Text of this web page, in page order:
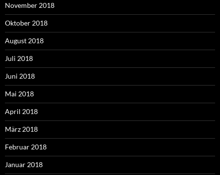
November 2018
Oktober 2018
August 2018
Juli 2018
Juni 2018
Mai 2018
April 2018
März 2018
Februar 2018
Januar 2018